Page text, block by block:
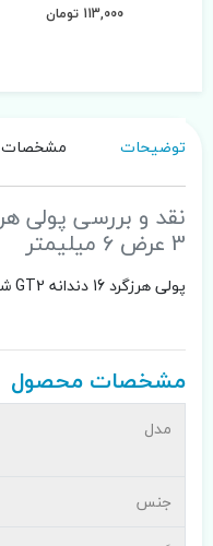
113,000 تومان
توضیحات مشخصات
3 عرض 6 میلیمتر
پولی هرزگرد 16 دندانه GT2 شفت 3 عرض 6 میلیمتر
مشخصات محصول
مدل
جنس